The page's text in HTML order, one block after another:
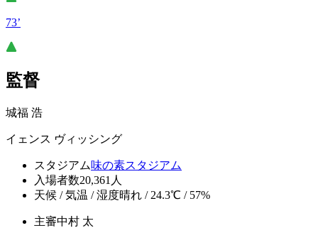
73’
監督
城福 浩
イェンス ヴィッシング
スタジアム味の素スタジアム
入場者数20,361人
天候 / 気温 / 湿度晴れ / 24.3℃ / 57%
主審中村 太